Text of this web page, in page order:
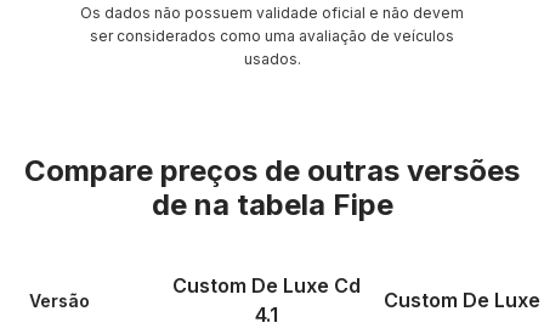
Os dados não possuem validade oficial e não devem
ser considerados como uma avaliação de veículos
usados.
Compare preços de outras versões
de na tabela Fipe
Versão
Custom De Luxe Cd
4.1
Custom De Luxe